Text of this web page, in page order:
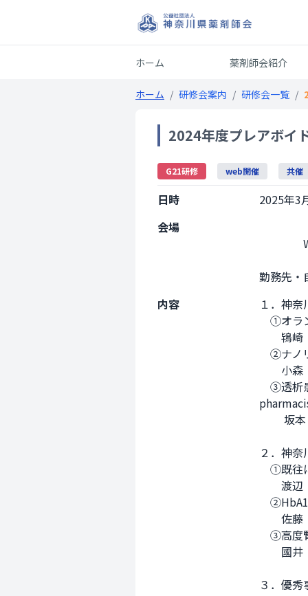
ホーム 薬剤師会紹介
ホーム / 研修会案内 / 研修会一覧 /
2024年度プレアボイ
G21研修 web開催 共催
日時
2025年3
会場
勤務先
内容
１．神
①オラ
鴇崎　
②ナノ
小森　
➂透析
坂本　
２．神
①既往
渡辺　
佐藤　
➂高度
國井　
３．優秀